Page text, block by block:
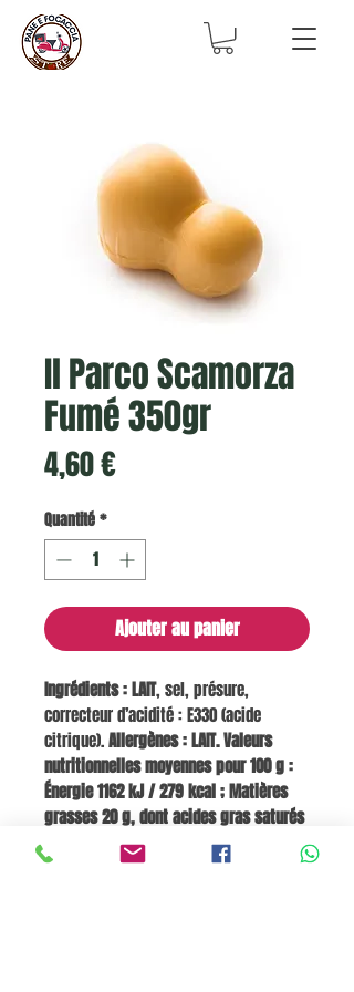
Il Parco Scamorza
Fumé 350gr
4,60 €Prix
Quantité*
Ajouter au panier
Ingrédients :LAIT, sel, présure,
correcteur d’acidité : E330 (acide
citrique).Allergènes : LAIT.Valeurs
nutritionnelles moyennes pour 100 g :
Énergie 1162 kJ / 279 kcal ; Matières
grasses 20 g, dont acides gras saturés
13 g ; Glucides 0,8 g, dont sucres 0,8 g ;
Fibres 0 g ; Protéines 24 g ; Sel 1,3 g.